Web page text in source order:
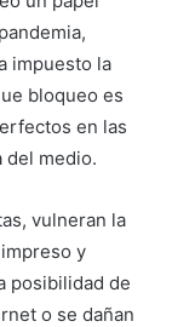
impuesto la
bloqueo es
en las
del medio.
vulneran la
y
posibilidad de
o se dañan